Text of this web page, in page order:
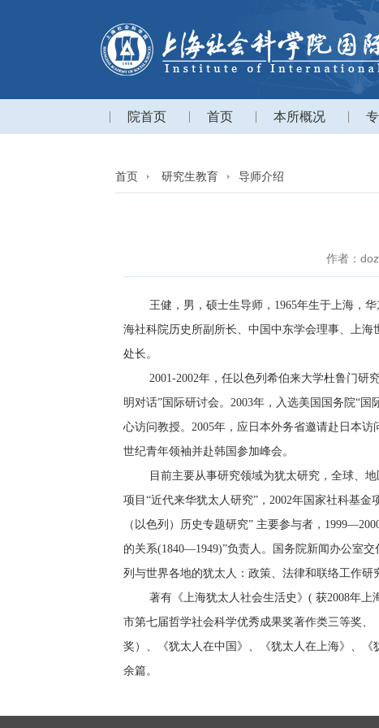
院首页 首页 本所概况
首页 研究生教育 导师介绍
作者：
王健，男，硕士生导师， 1965年生于上海，
海社科院历史所副所长、中国中东学会理事、上海
处长。
2001-2002年，任以色列希伯来大学杜鲁门研
明对话”国际研讨会。 2003年，入选美国国务院“国
心访问教授。 2005年，应日本外务省邀请赴日本访
世纪青年领袖并赴韩国参加峰会。
目前主要从事研究领域为犹太研究，全球、
项目“近代来华犹太人研究”， 2002年国家社科基金
（以色列）历史专题研究” 主要参与者，
的关系(1840—1949)”负责人。国务院新闻办公室交
列与世界各地的犹太人：政策、法律和联络工作研
著有《上海犹太人社会生活史》 ( 获2008年上
市第七届哲学社会科学优秀成果奖著作类三等奖、
奖）、《犹太人在中国》、《犹太人在上海》、
余篇。